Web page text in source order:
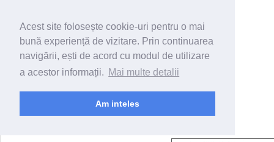
Acest site folosește cookie-uri pentru o mai
bună experiență de vizitare. Prin continuarea
navigării, ești de acord cu modul de utilizare
a acestor informații. Mai multe detalii
Am inteles